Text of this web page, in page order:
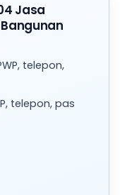
Jasa
telepon,
telepon, pas